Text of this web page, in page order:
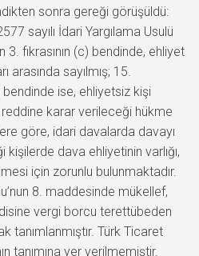
sonra gereği görüşüldü:
sayılı İdari Yargılama Usulü
3. fıkrasının (c) bendinde, ehliyet
arasında sayılmış; 15.
bendinde ise, ehliyetsiz kişi
reddine karar verileceği hükme
göre, idari davalarda davayı
dava ehliyetinin varlığı,
için zorunlu bulunmaktadır.
8. maddesinde mükellef,
vergi borcu terettübeden
tanımlanmıştır. Türk Ticaret
tanımına yer verilmemiştir.